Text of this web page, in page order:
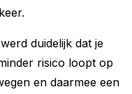
duidelijk dat je
risico loopt op
en daarmee een